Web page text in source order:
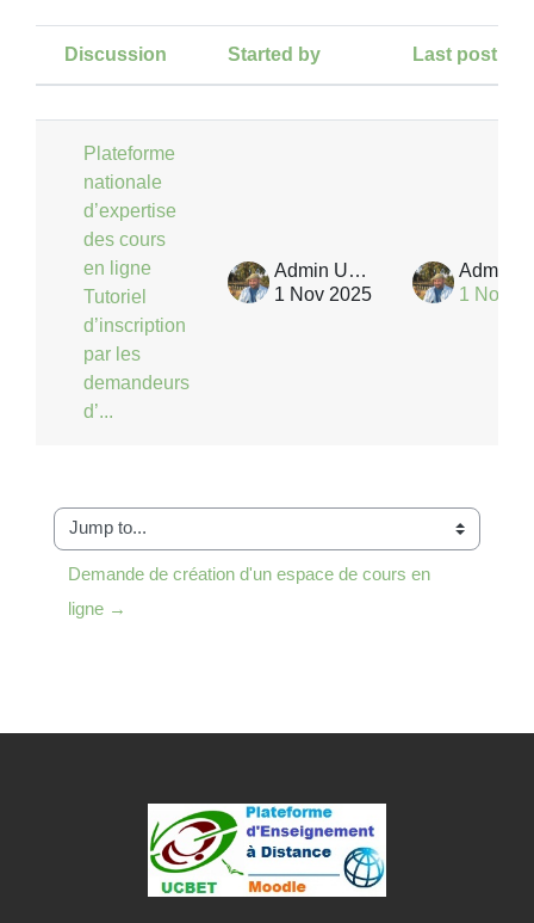
Status
Discussion Started by Last post
Plateforme
nationale
d’expertise
des cours
en ligne
Tutoriel
d’inscription
par les
demandeurs
d’...
Admin User
1 Nov 2025
1 Nov
Jump to...
Demande de création d'un espace de cours en
ligne →